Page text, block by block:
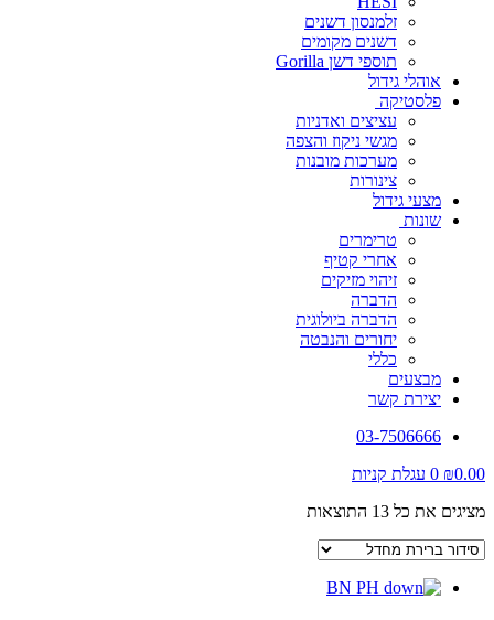
זלמנסון דשנים
דשנים מקומים
תוספי דשן Gorilla
אוהלי גידול
פלסטיקה
עציצים ואדניות
מגשי ניקוז והצפה
מערכות מובנות
צינורות
מצעי גידול
שונות
טרימרים
אחרי קטיף
זיהוי מזיקים
הדברה
הדברה ביולוגית
יחורים והנבטה
כללי
מבצעים
יצירת קשר
03-7506666
₪0.00
0 עגלת קניות
מציגים את כל ⁦13⁩ התוצאות